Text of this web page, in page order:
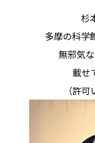
杉
多摩の科学
無邪気
載せ
（許